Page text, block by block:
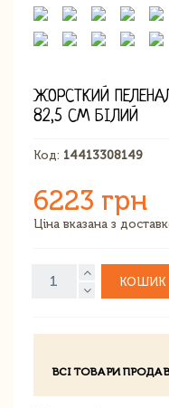
ЖОРСТКИЙ
82,5 СМ БІЛИЙ
Код: 14413308149
6223 грн
Ціна вказана з
КОШИК
ВСІ ТОВАРИ